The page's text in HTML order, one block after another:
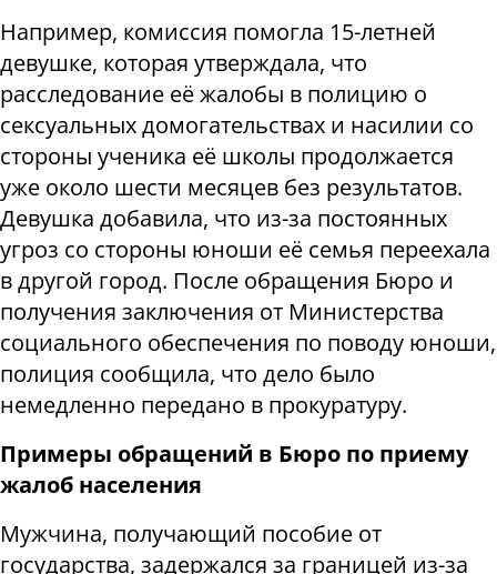
Например, комиссия помогла 15-летней
девушке, которая утверждала, что
расследование её жалобы в полицию о
сексуальных домогательствах и насилии со
стороны ученика её школы продолжается
уже около шести месяцев без результатов.
Девушка добавила, что из-за постоянных
угроз со стороны юноши её семья переехала
в другой город. После обращения Бюро и
получения заключения от Министерства
социального обеспечения по поводу юноши,
полиция сообщила, что дело было
немедленно передано в прокуратуру.
Примеры обращений в Бюро по приему
жалоб населения
Мужчина, получающий пособие от
государства, задержался за границей из-за